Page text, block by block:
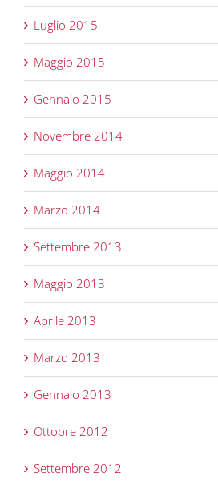
Luglio 2015
Maggio 2015
Gennaio 2015
Novembre 2014
Maggio 2014
Marzo 2014
Settembre 2013
Maggio 2013
Aprile 2013
Marzo 2013
Gennaio 2013
Ottobre 2012
Settembre 2012